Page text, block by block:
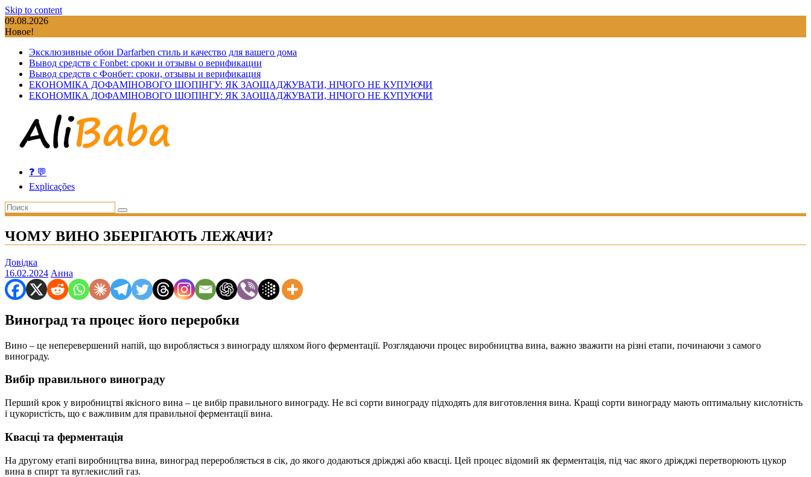
Skip to content
09.08.2026
Новое!
Эксклюзивные обои Darfarben стиль и качество для вашего дома
Вывод средств с Fonbet: сроки и отзывы о верификации
Вывод средств с Фонбет: сроки, отзывы и верификация
ЕКОНОМІКА ДОФАМІНОВОГО ШОПІНГУ: ЯК ЗАОЩАДЖУВАТИ, НІЧОГО НЕ КУПУЮЧИ
ЕКОНОМІКА ДОФАМІНОВОГО ШОПІНГУ: ЯК ЗАОЩАДЖУВАТИ, НІЧОГО НЕ КУПУЮЧИ
❓ 💬
Explicações
ЧОМУ ВИНО ЗБЕРІГАЮТЬ ЛЕЖАЧИ?
Довідка
16.02.2024 Анна
Виноград та процес його переробки
Вино – це неперевершений напій, що виробляється з винограду шляхом його ферментації. Розглядаючи процес виробництва вина, важно зважити на різні етапи, починаючи з самого
винограду.
Вибір правильного винограду
Перший крок у виробництві якісного вина – це вибір правильного винограду. Не всі сорти винограду підходять для виготовлення вина. Кращі сорти винограду мають оптимальну кислотність
і цукористість, що є важливим для правильної ферментації вина.
Квасці та ферментація
На другому етапі виробництва вина, виноград переробляється в сік, до якого додаються дріжджі або квасці. Цей процес відомий як ферментація, під час якого дріжджі перетворюють цукор
вина в спирт та вуглекислий газ.